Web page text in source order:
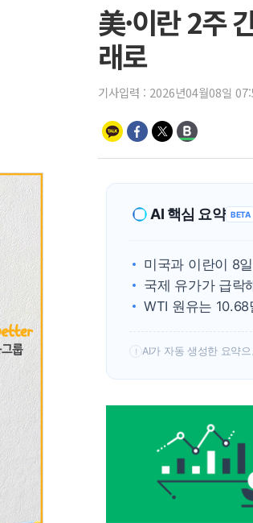
美·이란 2주
래로
기사입력 : 2026년04월08일
AI 핵심 요약 BETA
미국과 이란이 8
국제 유가가 급락
WTI 원유는
! AI가 자동 생성한 요약